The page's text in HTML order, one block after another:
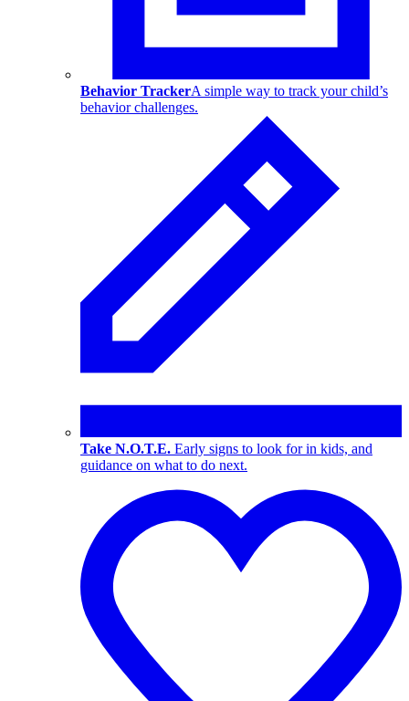
Behavior TrackerA simple way to track your child’s
behavior challenges.
Take N.O.T.E. Early signs to look for in kids, and
guidance on what to do next.